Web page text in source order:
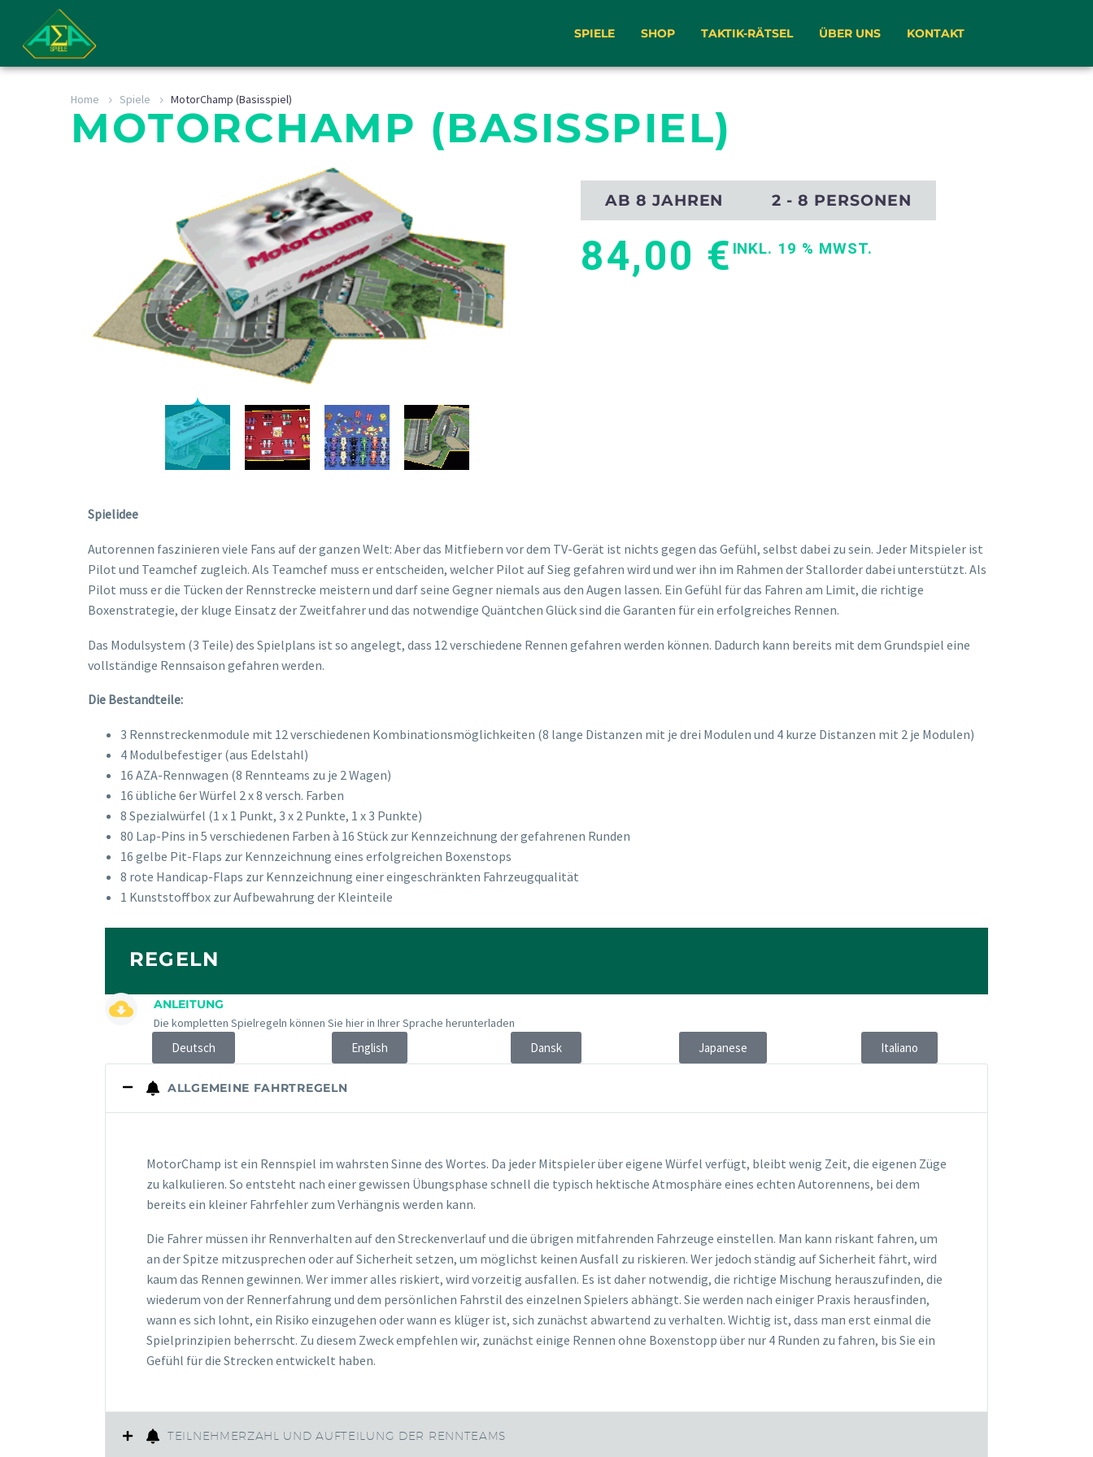
SPIELE SHOP TAKTIK-RÄTSEL ÜBER UNS KONTAKT
Home Spiele MotorChamp (Basisspiel)
MOTORCHAMP (BASISSPIEL)
AB 8 JAHREN 2 - 8 PERSONEN
84,00 € INKL. 19 % MWST.
Spielidee
Autorennen faszinieren viele Fans auf der ganzen Welt: Aber das Mitfiebern vor dem TV-Gerät ist nichts gegen das Gefühl, selbst dabei zu sein. Jeder Mitspieler ist
Pilot und Teamchef zugleich. Als Teamchef muss er entscheiden, welcher Pilot auf Sieg gefahren wird und wer ihn im Rahmen der Stallorder dabei unterstützt. Als
Pilot muss er die Tücken der Rennstrecke meistern und darf seine Gegner niemals aus den Augen lassen. Ein Gefühl für das Fahren am Limit, die richtige
Boxenstrategie, der kluge Einsatz der Zweitfahrer und das notwendige Quäntchen Glück sind die Garanten für ein erfolgreiches Rennen.
Das Modulsystem (3 Teile) des Spielplans ist so angelegt, dass 12 verschiedene Rennen gefahren werden können. Dadurch kann bereits mit dem Grundspiel eine
vollständige Rennsaison gefahren werden.
Die Bestandteile:
3 Rennstreckenmodule mit 12 verschiedenen Kombinationsmöglichkeiten (8 lange Distanzen mit je drei Modulen und 4 kurze Distanzen mit 2 je Modulen)
4 Modulbefestiger (aus Edelstahl)
16 AZA-Rennwagen (8 Rennteams zu je 2 Wagen)
16 übliche 6er Würfel 2 x 8 versch. Farben
8 Spezialwürfel (1 x 1 Punkt, 3 x 2 Punkte, 1 x 3 Punkte)
80 Lap-Pins in 5 verschiedenen Farben à 16 Stück zur Kennzeichnung der gefahrenen Runden
16 gelbe Pit-Flaps zur Kennzeichnung eines erfolgreichen Boxenstops
8 rote Handicap-Flaps zur Kennzeichnung einer eingeschränkten Fahrzeugqualität
1 Kunststoffbox zur Aufbewahrung der Kleinteile
REGELN
ANLEITUNG
Die kompletten Spielregeln können Sie hier in Ihrer Sprache herunterladen
Deutsch English Dansk Japanese Italiano
ALLGEMEINE FAHRTREGELN
MotorChamp ist ein Rennspiel im wahrsten Sinne des Wortes. Da jeder Mitspieler über eigene Würfel verfügt, bleibt wenig Zeit, die eigenen Züge
zu kalkulieren. So entsteht nach einer gewissen Übungsphase schnell die typisch hektische Atmosphäre eines echten Autorennens, bei dem
bereits ein kleiner Fahrfehler zum Verhängnis werden kann.
Die Fahrer müssen ihr Rennverhalten auf den Streckenverlauf und die übrigen mitfahrenden Fahrzeuge einstellen. Man kann riskant fahren, um
an der Spitze mitzusprechen oder auf Sicherheit setzen, um möglichst keinen Ausfall zu riskieren. Wer jedoch ständig auf Sicherheit fährt, wird
kaum das Rennen gewinnen. Wer immer alles riskiert, wird vorzeitig ausfallen. Es ist daher notwendig, die richtige Mischung herauszufinden, die
wiederum von der Rennerfahrung und dem persönlichen Fahrstil des einzelnen Spielers abhängt. Sie werden nach einiger Praxis herausfinden,
wann es sich lohnt, ein Risiko einzugehen oder wann es klüger ist, sich zunächst abwartend zu verhalten. Wichtig ist, dass man erst einmal die
Spielprinzipien beherrscht. Zu diesem Zweck empfehlen wir, zunächst einige Rennen ohne Boxenstopp über nur 4 Runden zu fahren, bis Sie ein
Gefühl für die Strecken entwickelt haben.
TEILNEHMERZAHL UND AUFTEILUNG DER RENNTEAMS